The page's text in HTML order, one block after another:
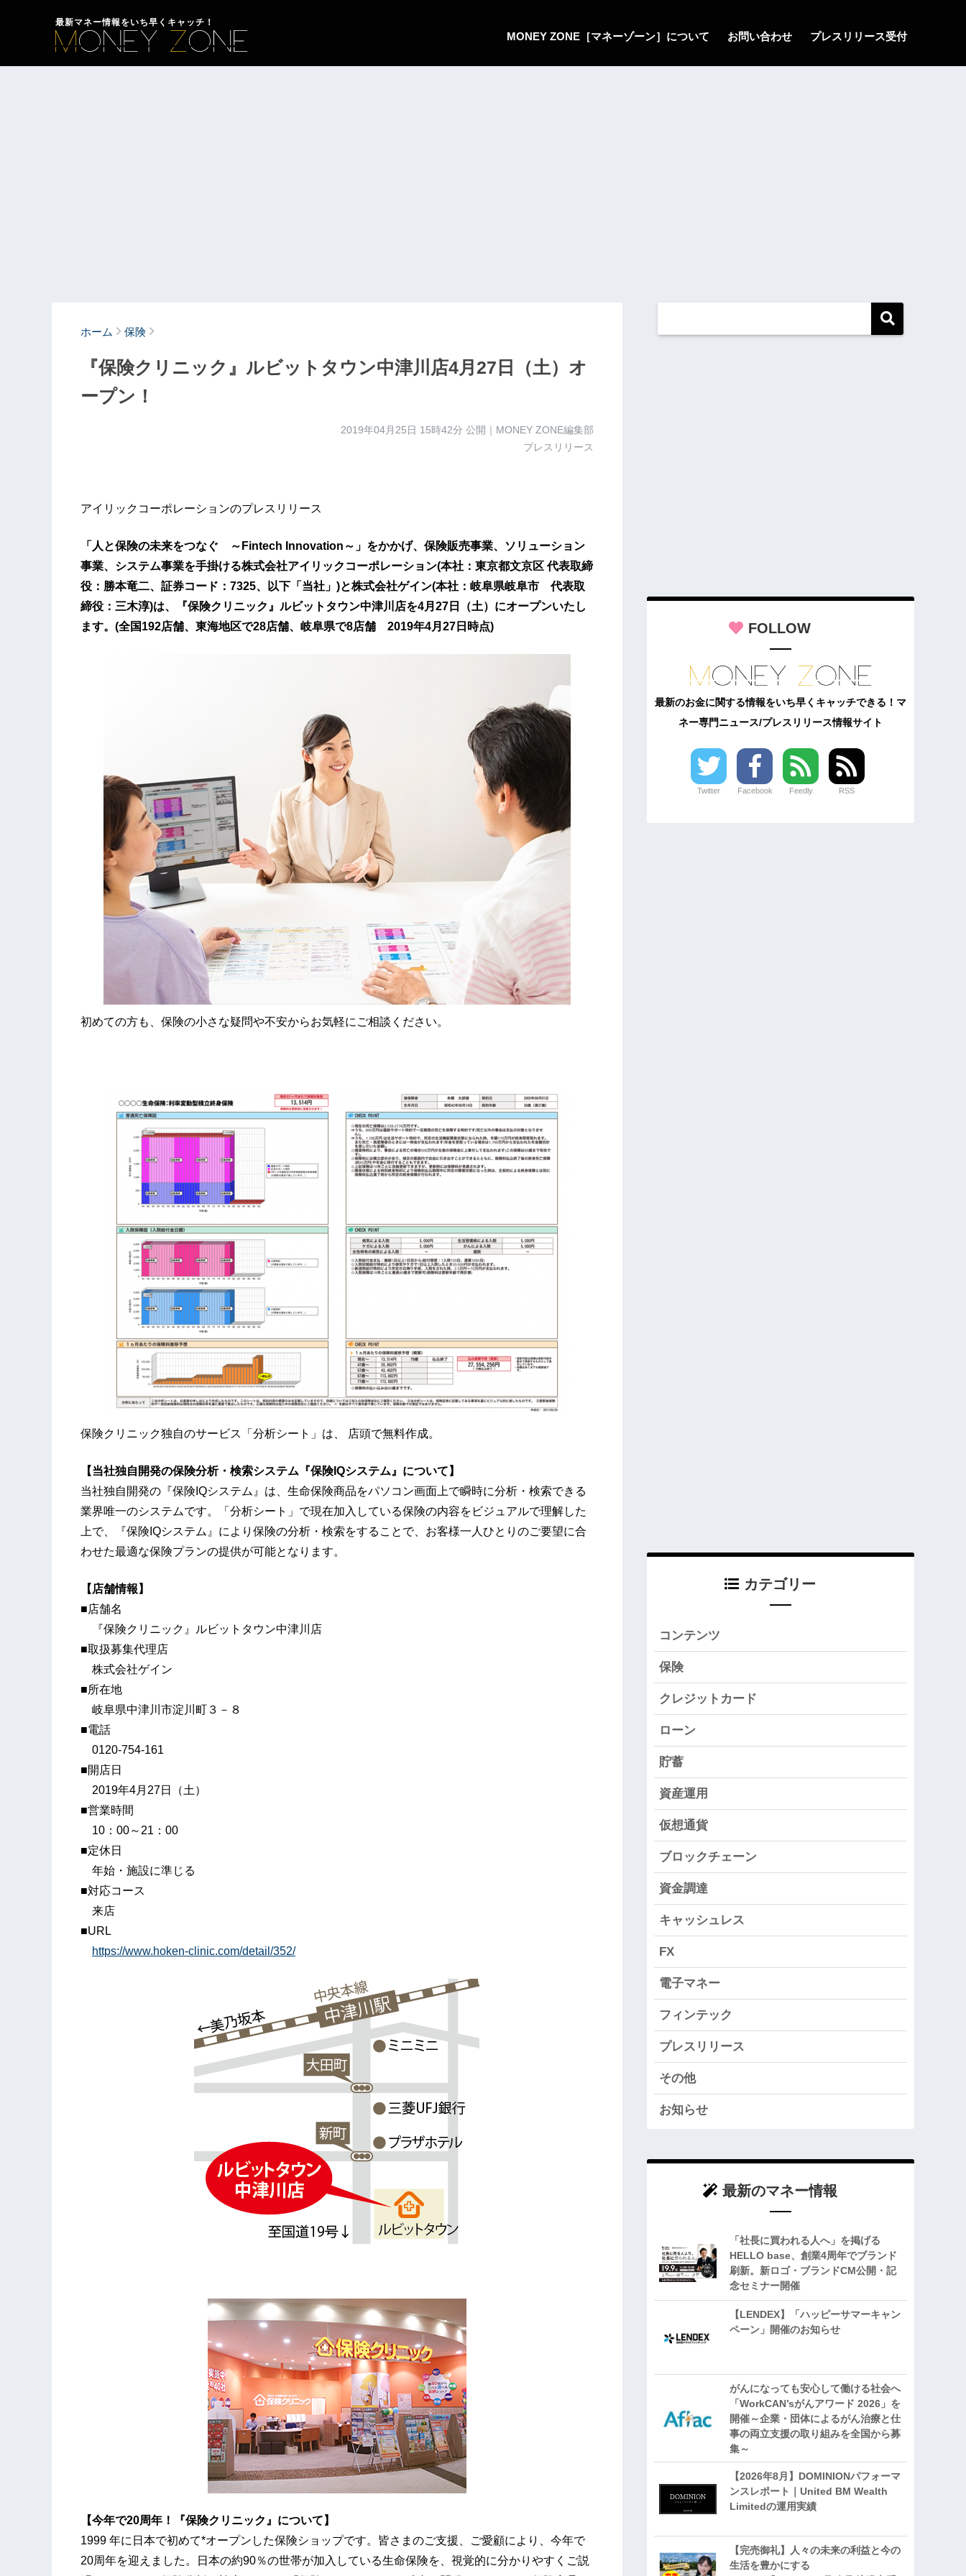
最新マネー情報をいち早くキャッチ！
MONEY ZONE［マネーゾーン］について お問い合わせ プレスリリース受付
ホーム 保険
『保険クリニック』ルビットタウン中津川店4月27日（土）オ
ープン！
2019年04月25日 15時42分 公開｜MONEY ZONE編集部
プレスリリース
アイリックコーポレーションのプレスリリース
「人と保険の未来をつなぐ ～Fintech Innovation～」をかかげ、保険販売事業、ソリューション
事業、システム事業を手掛ける株式会社アイリックコーポレーション(本社：東京都文京区 代表取締
役：勝本竜二、証券コード：7325、以下「当社」)と株式会社ゲイン(本社：岐阜県岐阜市 代表取
締役：三木淳)は、『保険クリニック』ルビットタウン中津川店を4月27日（土）にオープンいたし
ます。(全国192店舗、東海地区で28店舗、岐阜県で8店舗 2019年4月27日時点)
初めての方も、保険の小さな疑問や不安からお気軽にご相談ください。
保険クリニック独自のサービス「分析シート」は、 店頭で無料作成。
【当社独自開発の保険分析・検索システム『保険IQシステム』について】
当社独自開発の『保険IQシステム』は、生命保険商品をパソコン画面上で瞬時に分析・検索できる
業界唯一のシステムです。「分析シート」で現在加入している保険の内容をビジュアルで理解した
上で、『保険IQシステム』により保険の分析・検索をすることで、お客様一人ひとりのご要望に合
わせた最適な保険プランの提供が可能となります。
【店舗情報】
■店舗名
『保険クリニック』ルビットタウン中津川店
■取扱募集代理店
株式会社ゲイン
■所在地
岐阜県中津川市淀川町３－８
■電話
0120-754-161
■開店日
2019年4月27日（土）
■営業時間
10：00～21：00
■定休日
年始・施設に準じる
■対応コース
来店
■URL
https://www.hoken-clinic.com/detail/352/
【今年で20周年！『保険クリニック』について】
1999 年に日本で初めて*オープンした保険ショップです。皆さまのご支援、ご愛顧により、今年で
20周年を迎えました。日本の約90％の世帯が加入している生命保険を、視覚的に分かりやすくご説
FOLLOW
最新のお金に関する情報をいち早くキャッチできる！マ
ネー専門ニュース/プレスリリース情報サイト
Twitter Facebook Feedly RSS
カテゴリー
コンテンツ
保険
クレジットカード
ローン
貯蓄
資産運用
仮想通貨
ブロックチェーン
資金調達
キャッシュレス
FX
電子マネー
フィンテック
プレスリリース
その他
お知らせ
最新のマネー情報
「社長に買われる人へ」を掲げる
HELLO base、創業4周年でブランド
刷新。新ロゴ・ブランドCM公開・記
念セミナー開催
【LENDEX】「ハッピーサマーキャン
ペーン」開催のお知らせ
がんになっても安心して働ける社会へ
「WorkCAN’sがんアワード 2026」を
開催～企業・団体によるがん治療と仕
事の両立支援の取り組みを全国から募
集～
【2026年8月】DOMINIONパフォーマ
ンスレポート｜United BM Wealth
Limitedの運用実績
【完売御礼】人々の未来の利益と今の
生活を豊かにする